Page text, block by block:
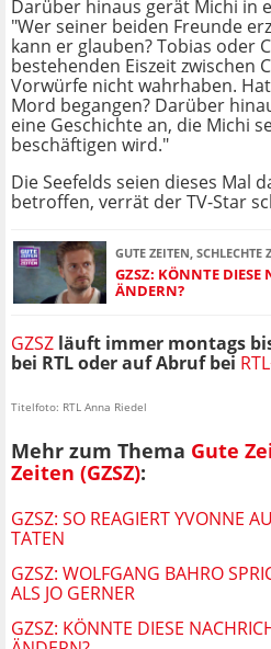
Darüber hinaus gerät Michi in
"Wer seiner beiden Freunde
kann er glauben? Tobias oder
bestehenden Eiszeit zwischen
Vorwürfe nicht wahrhaben.
Mord begangen? Darüber
eine Geschichte an, die Michi
beschäftigen wird."
Die Seefelds seien dieses Mal
betroffen, verrät der TV-Star
GUTE ZEITEN, SCHLECHTE
GZSZ: KÖNNTE DIESE
ÄNDERN?
GZSZ läuft immer montags
bei RTL oder auf Abruf bei
Titelfoto: RTL Anna Riedel
Mehr zum Thema Gute
Zeiten (GZSZ):
GZSZ: SO REAGIERT YVONNE
TATEN
GZSZ: WOLFGANG BAHRO
ALS JO GERNER
GZSZ: KÖNNTE DIESE